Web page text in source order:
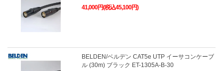
41,000円(税込45,100円)
BELDEN/ベルデン CAT5e UTP イーサコンケーブ
ル (30m) ブラック ET-1305A-B-30